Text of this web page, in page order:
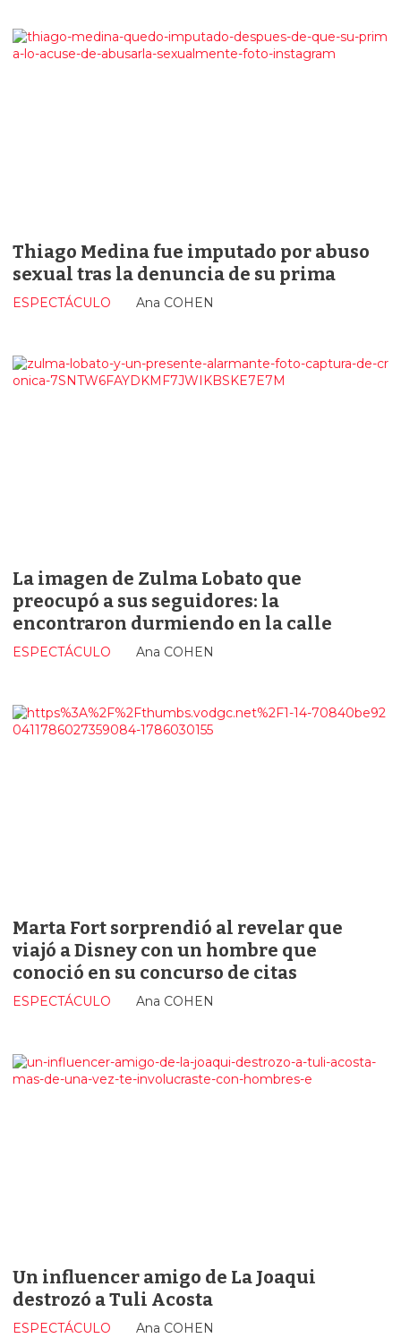
Thiago Medina fue imputado por abuso
sexual tras la denuncia de su prima
Ana COHEN
ESPECTÁCULO
La imagen de Zulma Lobato que
preocupó a sus seguidores: la
encontraron durmiendo en la calle
Ana COHEN
ESPECTÁCULO
Marta Fort sorprendió al revelar que
viajó a Disney con un hombre que
conoció en su concurso de citas
Ana COHEN
ESPECTÁCULO
Un influencer amigo de La Joaqui
destrozó a Tuli Acosta
Ana COHEN
ESPECTÁCULO